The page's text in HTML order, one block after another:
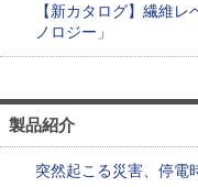
【新カタログ】繊維
ノロジー」
製品紹介
突然起こる災害、停電